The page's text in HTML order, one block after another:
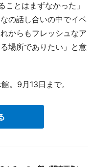
とはまずなかった」
の話し合いの中でイベ
からもフレッシュなア
場所でありたい」と意
。9月13日まで。